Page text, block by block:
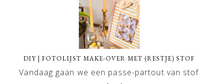
DIY | FOTOLIJST MAKE-OVER MET (RESTJE) STOF
Vandaag gaan we een passe-partout van stof